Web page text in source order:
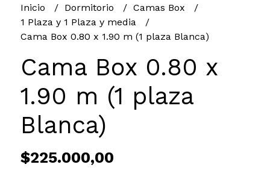
Inicio Dormitorio
Camas Box
1 Plaza y 1 Plaza y media
Cama Box 0.80 x 1.90 m (1 plaza Blanca)
Cama Box 0.80 x
1.90 m (1 plaza
Blanca)
$225.000,00